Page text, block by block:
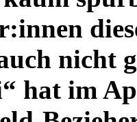
nicht
hat im